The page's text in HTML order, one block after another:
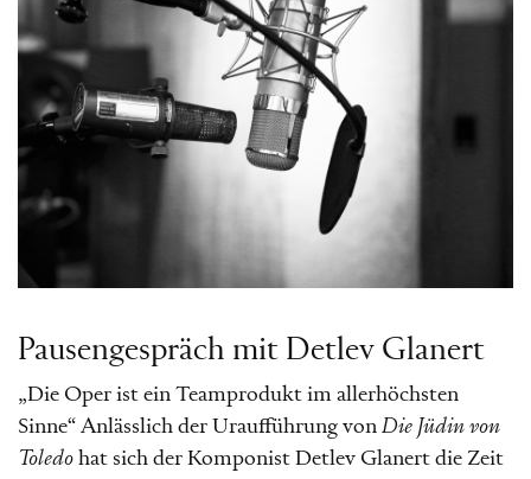
Pausengespräch mit Detlev Glanert
„Die Oper ist ein Teamprodukt im allerhöchsten
Sinne“ Anlässlich der Uraufführung von Die Jüdin von
Toledo hat sich der Komponist Detlev Glanert die Zeit